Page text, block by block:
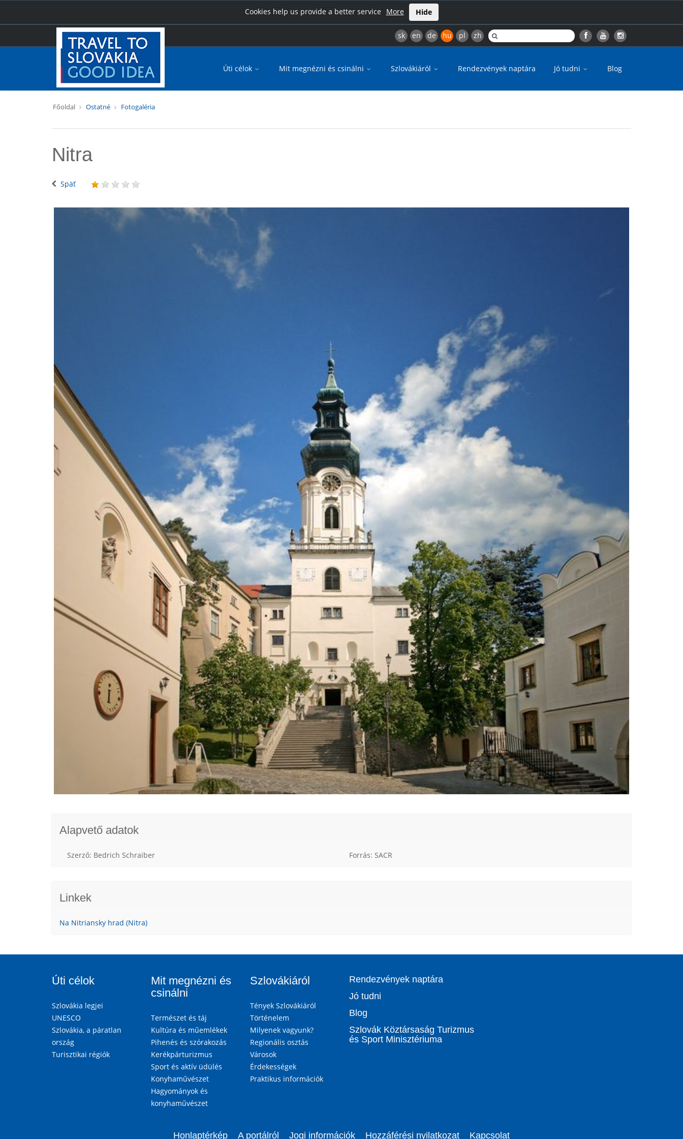
Cookies help us provide a better service More Hide
sk en de hu pl zh
Úti célok Mit megnézni és csinálni Szlovákiáról Rendezvények naptára Jó tudni Blog
Főoldal Ostatné Fotogaléria
Nitra
Späť
Alapvető adatok
Szerző: Bedrich Schraiber Forrás: SACR
Linkek
Na Nitriansky hrad (Nitra)
Úti célok
Szlovákia legjei
UNESCO
Szlovákia, a páratlan
ország
Turisztikai régiók
Mit megnézni és
csinálni
Természet és táj
Kultúra és műemlékek
Pihenés és szórakozás
Kerékpárturizmus
Sport és aktív üdülés
Konyhaművészet
Hagyományok és
konyhaművészet
Szlovákiáról
Tények Szlovákiáról
Történelem
Milyenek vagyunk?
Regionális osztás
Városok
Érdekességek
Praktikus információk
Rendezvények naptára
Jó tudni
Blog
Szlovák Köztársaság Turizmus
és Sport Minisztériuma
Honlaptérkép A portálról Jogi információk Hozzáférési nyilatkozat Kapcsolat